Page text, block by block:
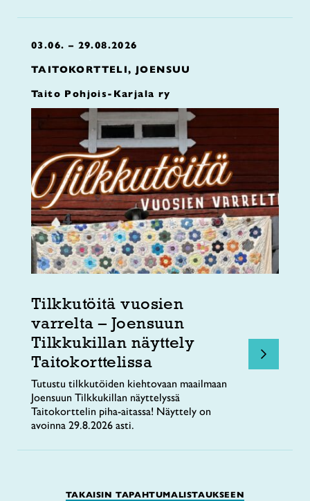
03.06. – 29.08.2026
TAITOKORTTELI, JOENSUU
Taito Pohjois-Karjala ry
Tilkkutöitä vuosien
varrelta – Joensuun
Tilkkukillan näyttely
Taitokorttelissa
Tutustu tilkkutöiden kiehtovaan maailmaan
Joensuun Tilkkukillan näyttelyssä
Taitokorttelin piha-aitassa! Näyttely on
avoinna 29.8.2026 asti.
TAKAISIN TAPAHTUMALISTAUKSEEN